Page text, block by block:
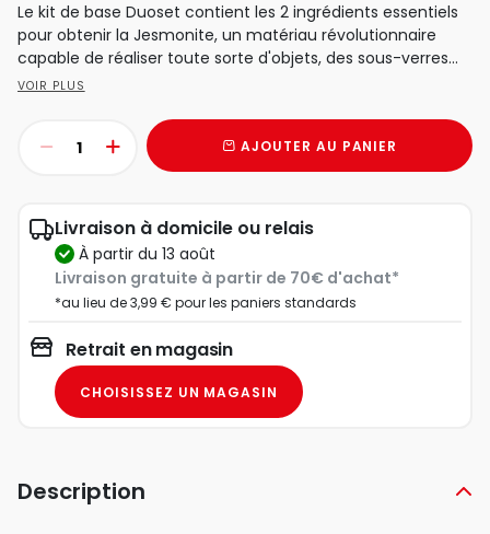
Le kit de base Duoset contient les 2 ingrédients essentiels
pour obtenir la Jesmonite, un matériau révolutionnaire
capable de réaliser toute sorte d'objets, des sous-verres...
VOIR PLUS
AJOUTER AU PANIER
Livraison à domicile ou relais
à partir du 13 août
Livraison gratuite à partir de 70€ d'achat*
*au lieu de 3,99 € pour les paniers standards
Retrait en magasin
CHOISISSEZ UN MAGASIN
Description